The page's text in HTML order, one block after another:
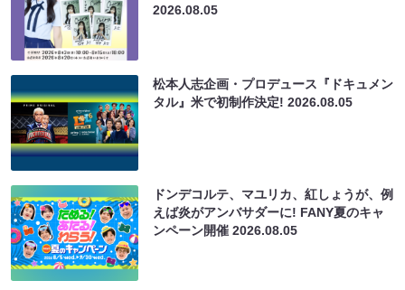
2026.08.05
松本人志企画・プロデュース『ドキュメン
タル』米で初制作決定!2026.08.05
ドンデコルテ、マユリカ、紅しょうが、例
えば炎がアンバサダーに! FANY夏のキャ
ンペーン開催2026.08.05